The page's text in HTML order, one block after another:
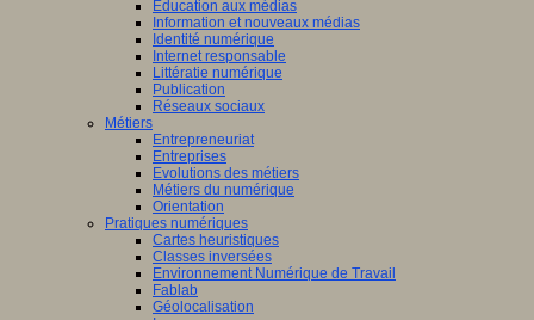
Education aux médias
Information et nouveaux médias
Identité numérique
Internet responsable
Littératie numérique
Publication
Réseaux sociaux
Métiers
Entrepreneuriat
Entreprises
Evolutions des métiers
Métiers du numérique
Orientation
Pratiques numériques
Cartes heuristiques
Classes inversées
Environnement Numérique de Travail
Fablab
Géolocalisation